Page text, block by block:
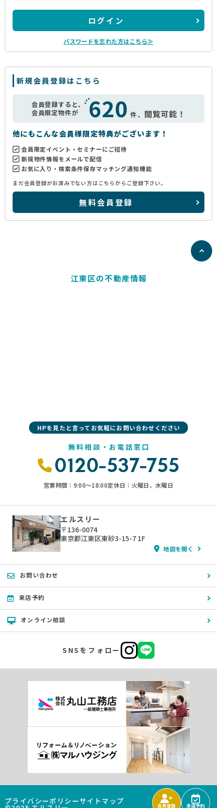
ログイン
パスワードを忘れた方はこちら≫
新規会員登録はこちら
会員登録すると、
会員限定物件が
620 件、 閲覧可能！
他にもこんな会員様限定特典がございます！
会員限定イベント・セミナーにご招待
新規物件情報をメールで配信
お気に入り・検索条件保存マッチング通知機能
まだ会員登録がお済みでない方はこちらからご登録下さい。
無料会員登録
会員登録 来店予約
江東区の不動産情報
HPを見たと言ってお気軽にお問い合わせください
無料相談・お電話窓口
0120-537-755
営業時間：9:00〜18:00定休日：火曜日、水曜日
エルスリー
〒136-0074
東京都江東区東砂3-15-7 1F
地図を開く
お問い合わせ
来店予約
オンライン相談
SNSをフォロー
プライバシーポリシーサイトマップ